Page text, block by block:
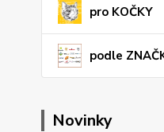
pro KOČKY
podle
Novinky